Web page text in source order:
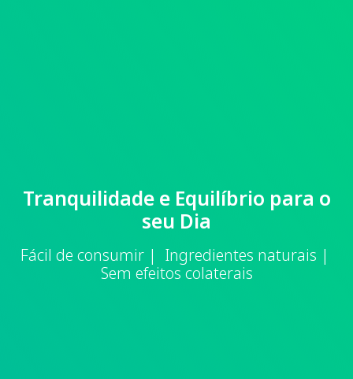
Tranquilidade e Equilíbrio para o
seu Dia
Fácil de consumir | Ingredientes naturais |
Sem efeitos colaterais